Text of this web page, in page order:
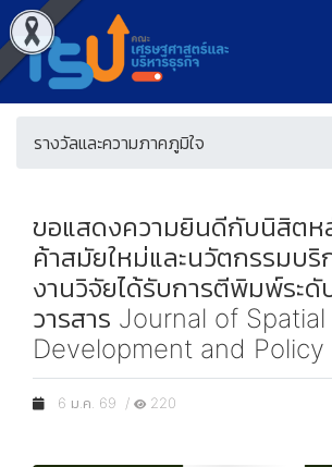
รางวัลและความภาคภูมิใจ
ขอแสดงความยินดีกับนิสิตห
ค้าสมัยใหม่และนวัตกรรมบ
งานวิจัยได้รับการตีพิมพ์ระดั
วารสาร Journal of Spatial
Development and Policy
6 ม.ค. 69 / 220